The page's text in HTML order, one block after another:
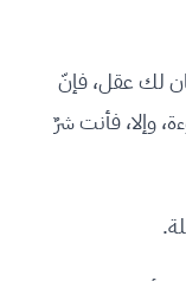
لك عقل، فإنّ
وإلا، فأنت شرٌ